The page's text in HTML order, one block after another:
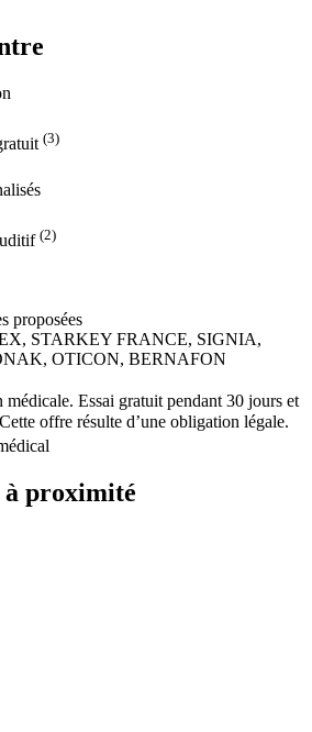
(3)
(2)
proposées
STARKEY FRANCE, SIGNIA,
OTICON, BERNAFON
médicale. Essai gratuit pendant 30 jours et
offre résulte d’une obligation légale.
à proximité